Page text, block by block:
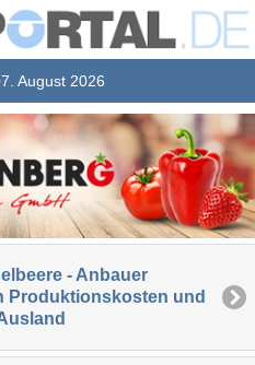
August 2026
- Anbauer
Produktionskosten und